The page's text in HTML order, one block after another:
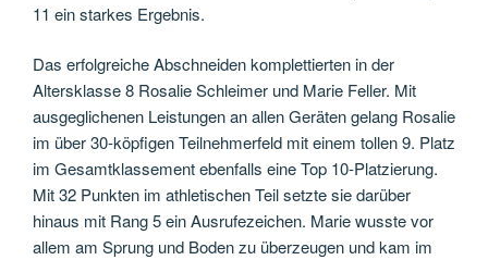
11 ein starkes Ergebnis.
Das erfolgreiche Abschneiden komplettierten in der
Altersklasse 8 Rosalie Schleimer und Marie Feller. Mit
ausgeglichenen Leistungen an allen Geräten gelang Rosalie
im über 30-köpfigen Teilnehmerfeld mit einem tollen 9. Platz
im Gesamtklassement ebenfalls eine Top 10-Platzierung.
Mit 32 Punkten im athletischen Teil setzte sie darüber
hinaus mit Rang 5 ein Ausrufezeichen. Marie wusste vor
allem am Sprung und Boden zu überzeugen und kam im